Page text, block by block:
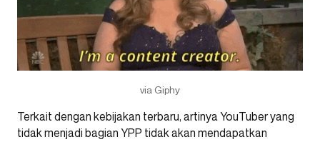
via Giphy
Terkait dengan kebijakan terbaru, artinya YouTuber yang
tidak menjadi bagian YPP tidak akan mendapatkan